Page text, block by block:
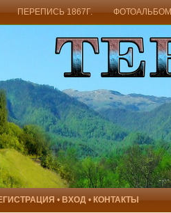
ПЕРЕПИСЬ 1867Г.
•ВХОД•КОНТАКТЫ